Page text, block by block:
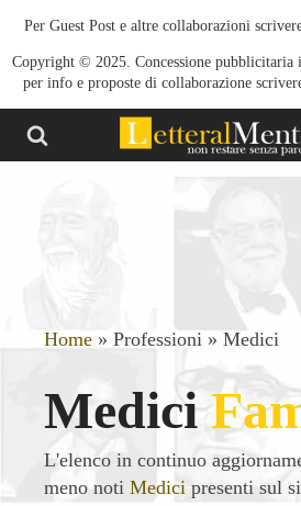
Per Guest Post e altre collaborazioni
Copyright © 2025. Concessione pubblicitaria
per info e proposte di collaborazione
Home » Professioni » Medici
Medici
L'elenco in continuo
meno noti Medici presenti sul